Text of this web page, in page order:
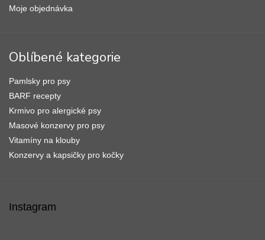
Moje objednávka
Oblíbené kategorie
Pamlsky pro psy
BARF recepty
Krmivo pro alergické psy
Masové konzervy pro psy
Vitamíny na klouby
Konzervy a kapsičky pro kočky
Instagram